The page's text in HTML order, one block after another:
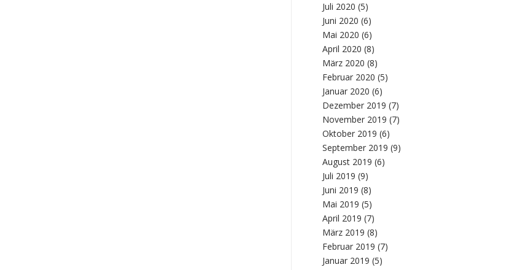
Juli 2020 (5)
Juni 2020 (6)
Mai 2020 (6)
April 2020 (8)
März 2020 (8)
Februar 2020 (5)
Januar 2020 (6)
Dezember 2019 (7)
November 2019 (7)
Oktober 2019 (6)
September 2019 (9)
August 2019 (6)
Juli 2019 (9)
Juni 2019 (8)
Mai 2019 (5)
April 2019 (7)
März 2019 (8)
Februar 2019 (7)
Januar 2019 (5)